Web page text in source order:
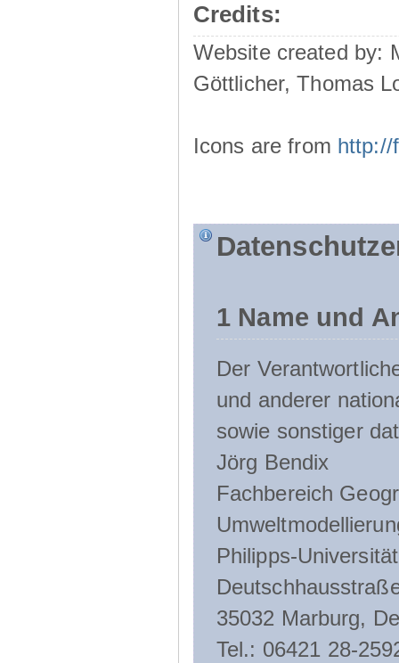
Credits:
Website created by:
Göttlicher, Thomas
Icons are from http://
1 Name und
Der
und anderer
sowie sonstiger
Jörg Bendix
Fachbereich
Philipps-
35032 Marburg,
Tel.: 06421 28-